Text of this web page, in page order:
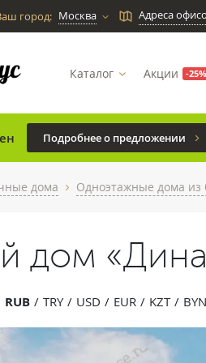
город: Москва chevron_down Адреса
Каталог Акции -25%
Подробнее о предложении
дома chevron_right Одноэтажные дома из
дом
RUB TRY USD EUR KZT BYN